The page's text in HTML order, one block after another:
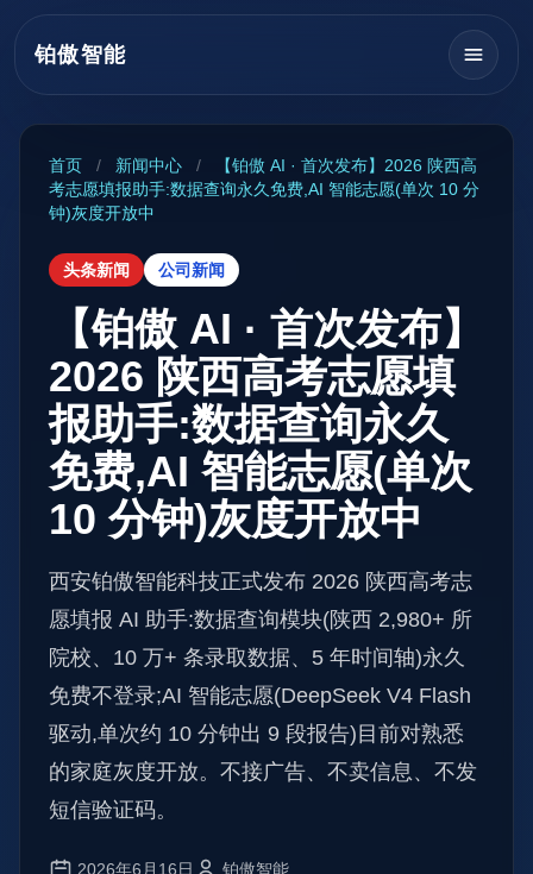
铂傲智能
首页 / 新闻中心 /
【铂傲 AI · 首次发布】2026 陕西高
考志愿填报助手:数据查询永久免费,AI 智能志愿(单次 10 分
钟)灰度开放中
头条新闻 公司新闻
【铂傲 AI · 首次发布】
2026 陕西高考志愿填
报助手:数据查询永久
免费,AI 智能志愿(单次
10 分钟)灰度开放中
西安铂傲智能科技正式发布 2026 陕西高考志
愿填报 AI 助手:数据查询模块(陕西 2,980+ 所
院校、10 万+ 条录取数据、5 年时间轴)永久
免费不登录;AI 智能志愿(DeepSeek V4 Flash
驱动,单次约 10 分钟出 9 段报告)目前对熟悉
的家庭灰度开放。不接广告、不卖信息、不发
短信验证码。
2026年6月16日 铂傲智能